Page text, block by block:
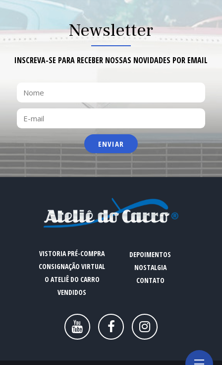
O ATELIÊ
VENDIDOS
NOSTALGIA
CONTATO
O ATELIÊ
VENDIDOS
NOSTALGIA
CONTATO
Newsletter
INSCREVA-SE PARA RECEBER NOSSAS NOVIDADES POR EMAIL
NOME
E-
MAIL
VISTORIA PRÉ-COMPRA
CONSIGNAÇÃO VIRTUAL
O ATELIÊ DO CARRO
VENDIDOS
DEPOIMENTOS
NOSTALGIA
CONTATO